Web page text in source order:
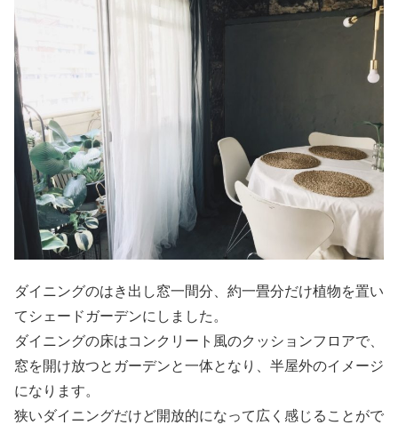
ダイニングのはき出し窓一間分、約一畳分だけ植物を置い
てシェードガーデンにしました。
ダイニングの床はコンクリート風のクッションフロアで、
窓を開け放つとガーデンと一体となり、半屋外のイメージ
になります。
狭いダイニングだけど開放的になって広く感じることがで